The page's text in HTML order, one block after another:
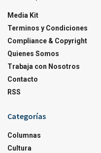
Media Kit
Terminos y Condiciones
Compliance & Copyright
Quienes Somos
Trabaja con Nosotros
Contacto
RSS
Categorías
Columnas
Cultura